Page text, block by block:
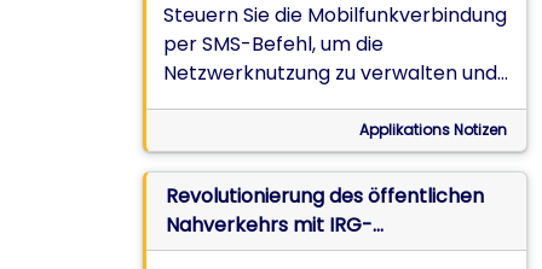
Steuern Sie die Mobilfunkverbindung
per SMS-Befehl, um die
Netzwerknutzung zu verwalten und
Datenkosten zu senken, wenn
sicherer Out-of-Band-Zugriff auf
die Netzwerkinfrastruktur
erforderlich ist.
Applikations Notizen
Revolutionierung des öffentlichen
Nahverkehrs mit IRG-
Mobilfunkroutern